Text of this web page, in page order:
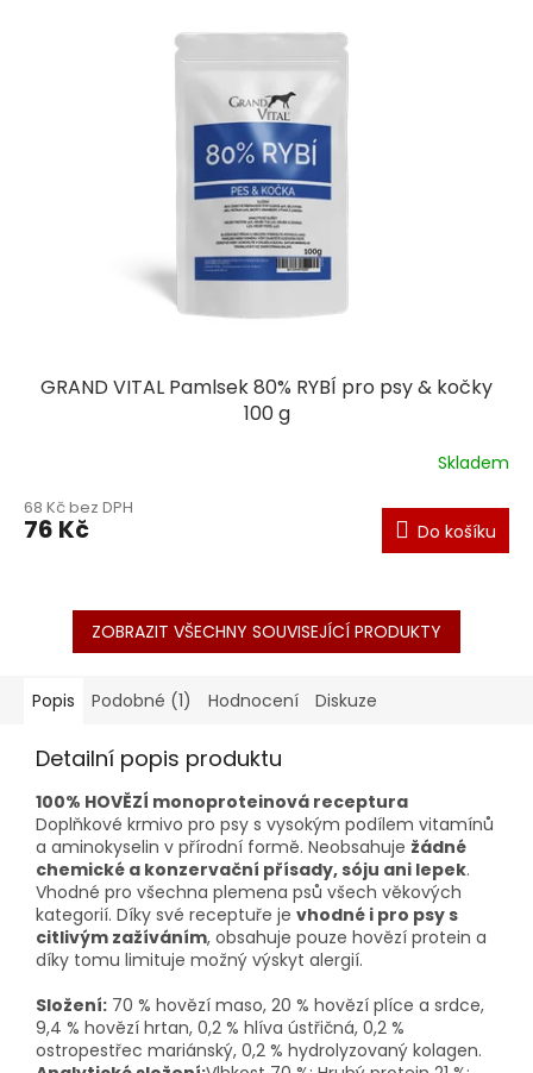
GRAND VITAL Pamlsek 80% RYBÍ pro psy & kočky
100 g
Skladem
68 Kč bez DPH
76 Kč Do košíku
ZOBRAZIT VŠECHNY SOUVISEJÍCÍ PRODUKTY
Popis Podobné (1) Hodnocení Diskuze
Detailní popis produktu
100% HOVĚZÍ monoproteinová receptura
Doplňkové krmivo pro psy s vysokým podílem vitamínů
a aminokyselin v přírodní formě. Neobsahuje žádné
chemické a konzervační přísady, sóju ani lepek.
Vhodné pro všechna plemena psů všech věkových
kategorií. Díky své receptuře je vhodné i pro psy s
citlivým zažíváním, obsahuje pouze hovězí protein a
díky tomu limituje možný výskyt alergií.
Složení: 70 % hovězí maso, 20 % hovězí plíce a srdce,
9,4 % hovězí hrtan, 0,2 % hlíva ústřičná, 0,2 %
ostropestřec mariánský, 0,2 % hydrolyzovaný kolagen.